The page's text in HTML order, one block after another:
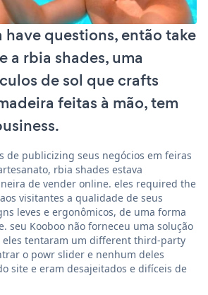
have questions, então take
a rbia shades, uma
de sol que crafts
feitas à mão, tem
de publicizing seus negócios em feiras
rbia shades estava
de vender online. eles required the
visitantes a qualidade de seus
leves e ergonômicos, de uma forma
seu Kooboo não forneceu uma solução
eles tentaram um different third-party
o powr slider e nenhum deles
site e eram desajeitados e difíceis de